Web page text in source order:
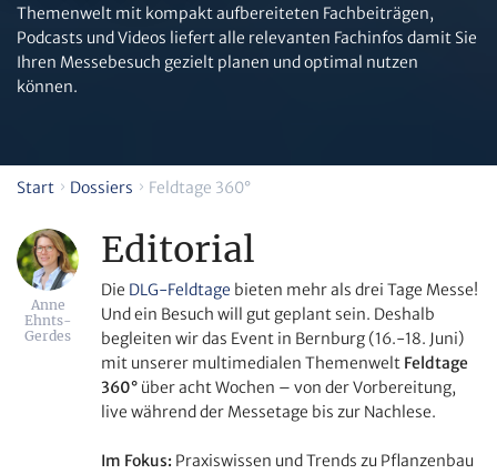
Themenwelt mit kompakt aufbereiteten Fachbeiträgen,
Podcasts und Videos liefert alle relevanten Fachinfos damit Sie
Ihren Messebesuch gezielt planen und optimal nutzen
können.
Start Dossiers Feldtage 360°
Anne
Ehnts-
Gerdes
Editorial
Die DLG-Feldtage bieten mehr als drei Tage Messe!
Und ein Besuch will gut geplant sein. Deshalb
begleiten wir das Event in Bernburg (16.-18. Juni)
mit unserer multimedialen Themenwelt Feldtage
360° über acht Wochen – von der Vorbereitung,
live während der Messetage bis zur Nachlese.
Im Fokus: Praxiswissen und Trends zu Pflanzenbau